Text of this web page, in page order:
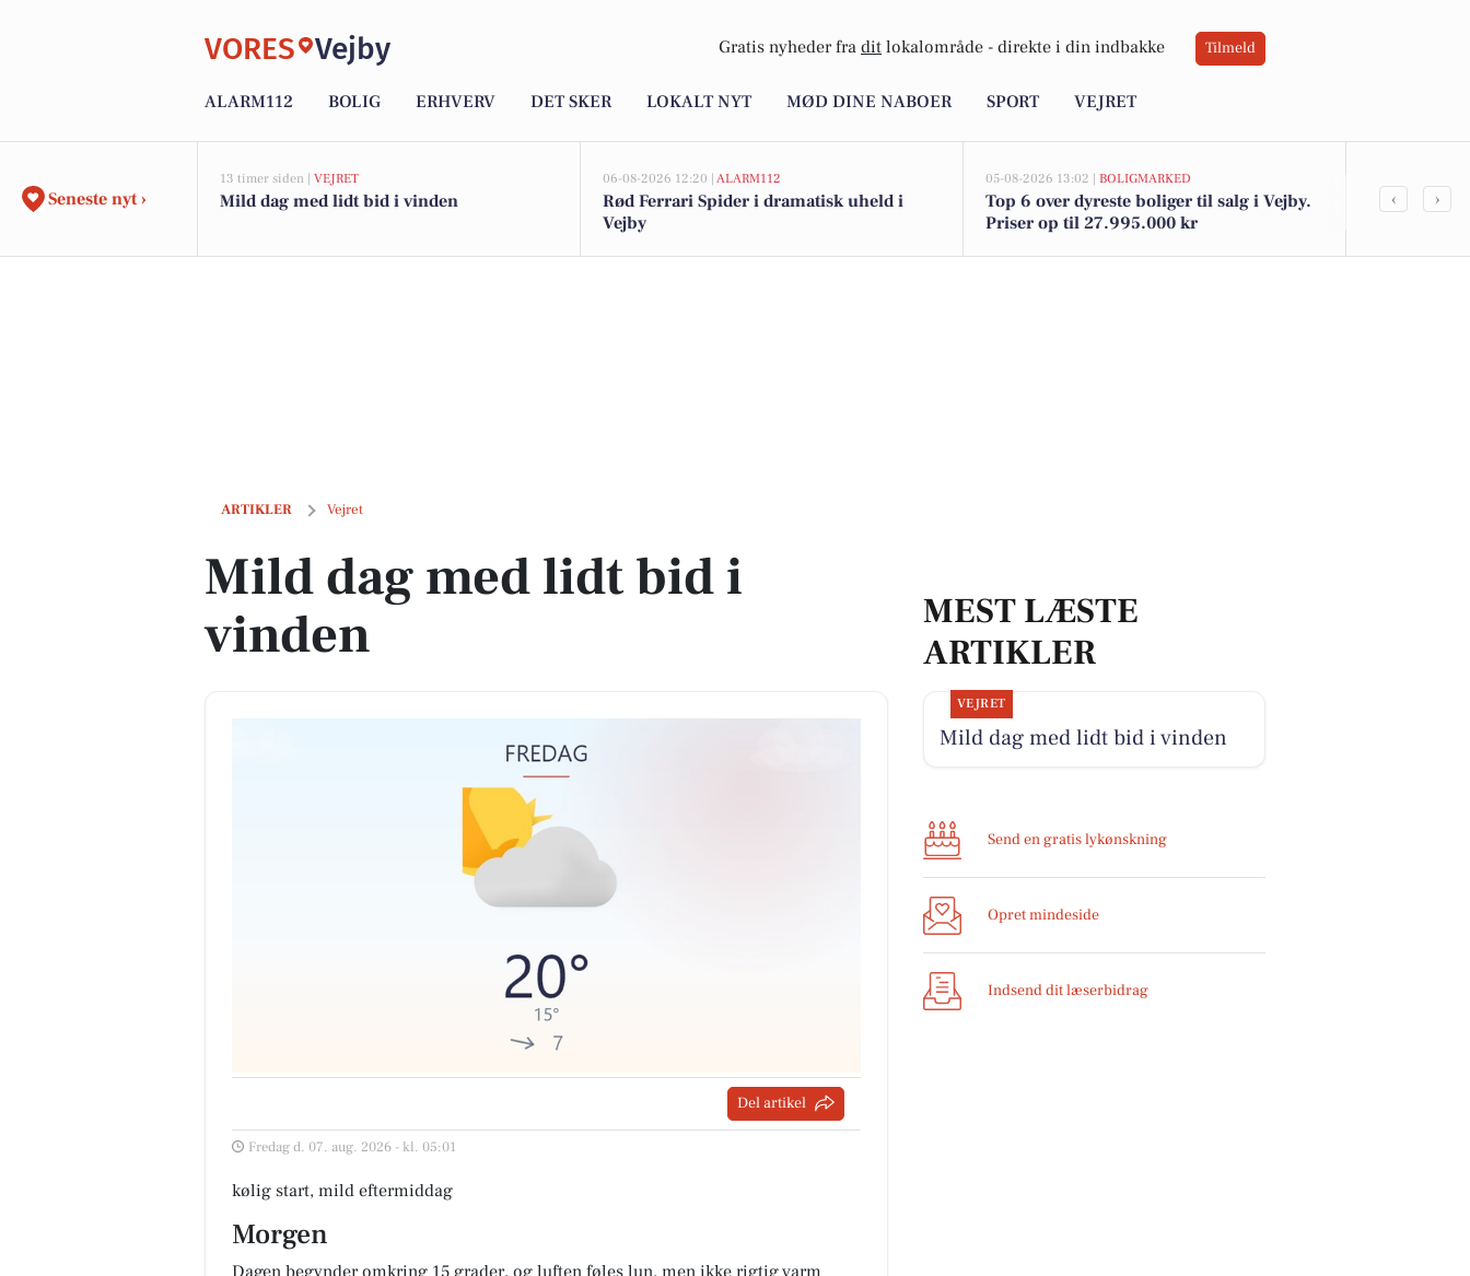
VORES Vejby Gratis nyheder fra dit lokalområde - direkte i din indbakke Tilmeld
ALARM112 BOLIG ERHVERV DET SKER LOKALT NYT MØD DINE NABOER SPORT VEJRET
Seneste nyt ›
13 timer siden | VEJRET
Mild dag med lidt bid i vinden
06-08-2026 12:20 | ALARM112
Rød Ferrari Spider i dramatisk uheld i
Vejby
05-08-2026 13:02 | BOLIGMARKED
Top 6 over dyreste boliger til salg i Vejby.
Priser op til 27.995.000 kr
Grøn
‹ ›
ARTIKLER Vejret
Mild dag med lidt bid i vinden
Mild dag med lidt bid i
vinden
Del artikel
Fredag d. 07. aug. 2026 - kl. 05:01
kølig start, mild eftermiddag
Morgen
Dagen begynder omkring 15 grader, og luften føles lun, men ikke rigtig varm
MEST LÆSTE
ARTIKLER
VEJRET
Mild dag med lidt bid i vinden
Send en gratis lykønskning
Opret mindeside
Indsend dit læserbidrag